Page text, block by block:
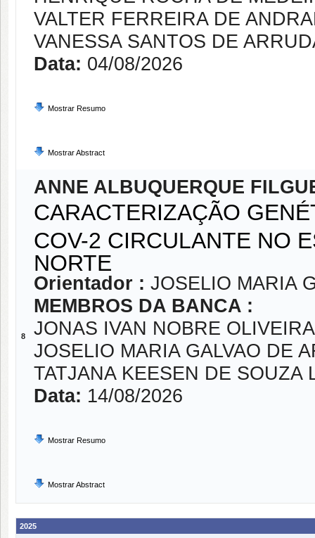
VALTER FERREIRA DE
VANESSA SANTOS DE
Data: 04/08/2026
Mostrar Resumo
Mostrar Abstract
8
ANNE ALBUQUERQUE
CARACTERIZAÇÃO
COV-2 CIRCULANTE NO
NORTE
Orientador : JOSELIO MARIA
MEMBROS DA BANCA :
JONAS IVAN NOBRE OLIVEIRA
JOSELIO MARIA GALVAO DE
TATJANA KEESEN DE SOUZA
Data: 14/08/2026
Mostrar Resumo
Mostrar Abstract
2025